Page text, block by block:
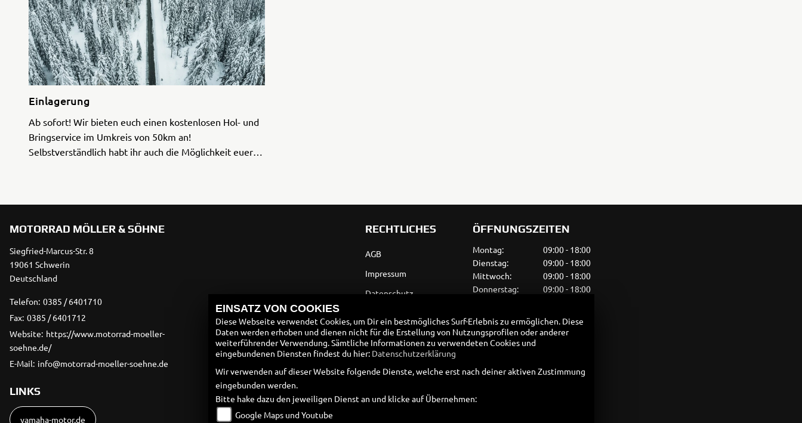
Einlagerung
Ab sofort! Wir bieten euch einen kostenlosen Hol- und
Bringservice im Umkreis von 50km an!
Selbstverständlich habt ihr auch die Möglichkeit euer
MOTORRAD MÖLLER & SÖHNE
Siegfried-Marcus-Str. 8
19061 Schwerin
Deutschland
Telefon: 0385 / 6401710
Fax: 0385 / 6401712
Website: https://www.motorrad-moeller-
soehne.de/
E-Mail: info@motorrad-moeller-soehne.de
LINKS
yamaha-motor.de
RECHTLICHES
AGB
Impressum
Datenschutz
Barrierefreiheit
Batteriegesetz
Altölverordnung
ÖFFNUNGSZEITEN
Montag:
09:00 - 18:00
Dienstag:
09:00 - 18:00
Mittwoch:
09:00 - 18:00
Donnerstag:
09:00 - 18:00
Sonntag:
geschlossen
EINSATZ VON COOKIES
Diese Webseite verwendet Cookies, um Dir ein bestmögliches Surf-Erlebnis zu ermöglichen. Diese
Daten werden erhoben und dienen nicht für die Erstellung von Nutzungsprofilen oder anderer
weiterführender Verwendung. Sämtliche Informationen zu verwendeten Cookies und
eingebundenen Diensten findest du hier: Datenschutzerklärung
Wir verwenden auf dieser Website folgende Dienste, welche erst nach deiner aktiven Zustimmung
eingebunden werden.
Bitte hake dazu den jeweiligen Dienst an und klicke auf Übernehmen:
Google Maps und Youtube